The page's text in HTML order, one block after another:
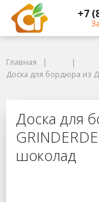
+7
Доска для бордюра из
Доска для
Главная
Доска для бордюра из
Доска для
шоколад